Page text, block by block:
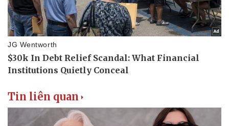
Sức khỏe
Tin liên quan